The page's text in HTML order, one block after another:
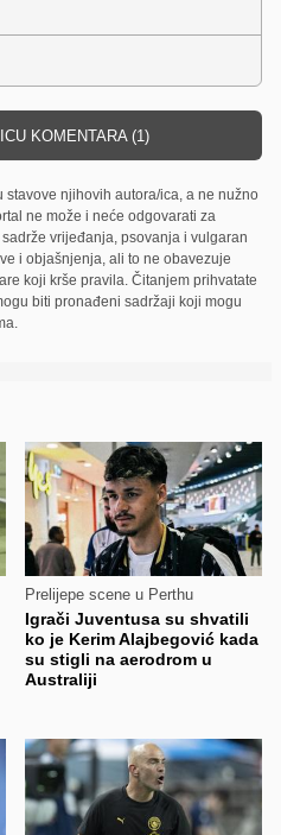
KOMENTARA (1)
stavove njihovih autora/ica, a ne nužno
ne može i neće odgovarati za
vrijeđanja, psovanja i vulgaran
i objašnjenja, ali to ne obavezuje
koji krše pravila. Čitanjem prihvatate
biti pronađeni sadržaji koji mogu
Prelijepe scene u Perthu
Igrači Juventusa su shvatili
ko je Kerim Alajbegović kada
su stigli na aerodrom u
Australiji